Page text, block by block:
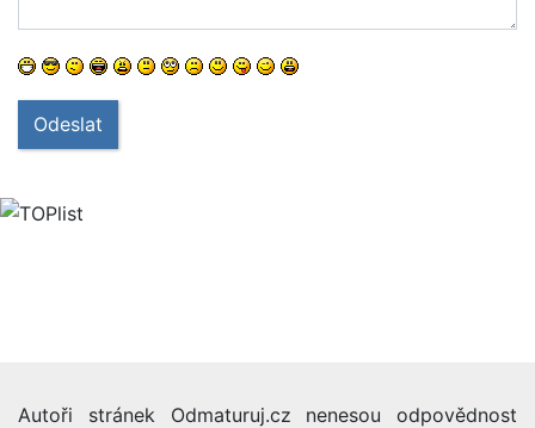
Odeslat
Autoři stránek Odmaturuj.cz nenesou odpovědnost